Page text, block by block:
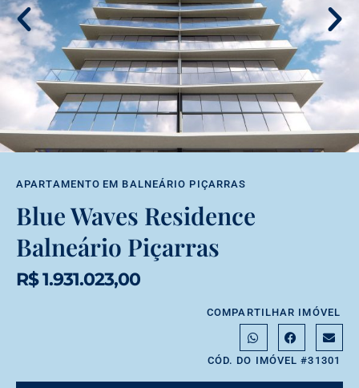
APARTAMENTO EM BALNEÁRIO PIÇARRAS
Blue Waves Residence
Balneário Piçarras
R$ 1.931.023,00
COMPARTILHAR IMÓVEL
CÓD. DO IMÓVEL #31301